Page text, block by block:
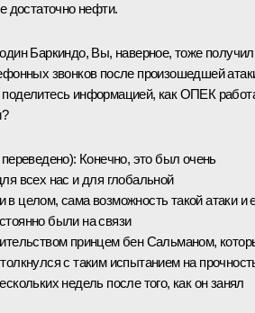
достаточно нефти.
Баркиндо, Вы, наверное, тоже
звонков после произошедшей
информацией, как ОПЕК
переведено): Конечно, это был очень
всех нас и для глобальной
целом, сама возможность такой атаки и
были на связи
принцем бен Сальманом,
с таким испытанием на
недель после того, как он занял